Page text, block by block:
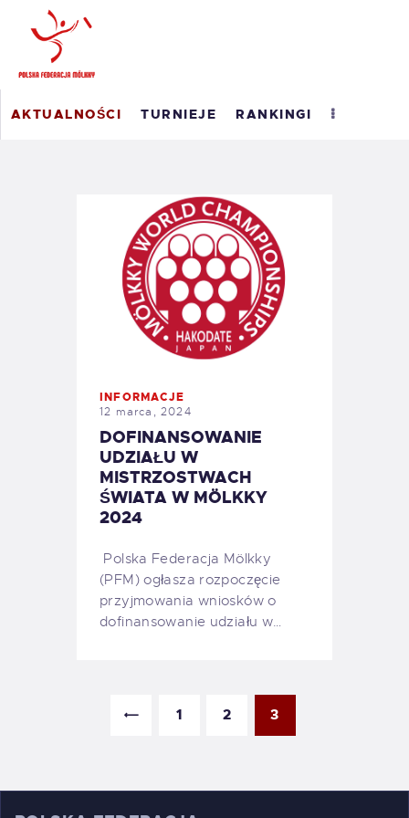
AKTUALNOŚCI TURNIEJE RANKINGI
POLSKI RANKING
MASTERS 2026
WYNIKI
O PFM
EM 2023
KONTAKT
INFORMACJE
12 marca, 2024
DOFINANSOWANIE
UDZIAŁU W
MISTRZOSTWACH
ŚWIATA W MÖLKKY
2024
Polska Federacja Mölkky
(PFM) ogłasza rozpoczęcie
przyjmowania wniosków o
dofinansowanie udziału w…
1 2 3